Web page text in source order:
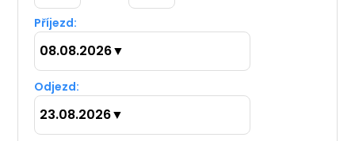
Příjezd:
08.08.2026▼
Odjezd:
23.08.2026▼